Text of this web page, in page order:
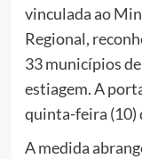
vinculada ao
Regional,
33 municípios
estiagem. A
quinta-feira (10)
A medida